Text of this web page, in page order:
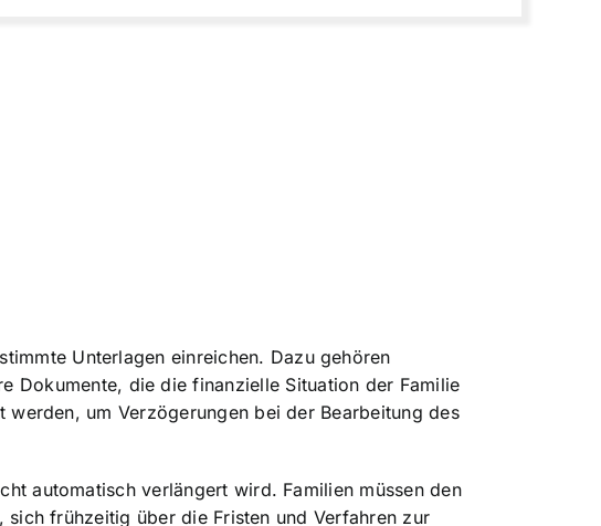
Unterlagen einreichen. Dazu gehören
Dokumente, die die finanzielle Situation der Familie
um Verzögerungen bei der Bearbeitung des
automatisch verlängert wird. Familien müssen den
frühzeitig über die Fristen und Verfahren zur